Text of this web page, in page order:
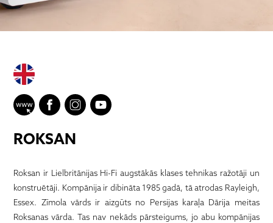
ROKSAN
Roksan ir Lielbritānijas Hi-Fi augstākās klases tehnikas ražotāji un
konstruētāji. Kompānija ir dibināta 1985 gadā, tā atrodas Rayleigh,
Essex. Zīmola vārds ir aizgūts no Persijas karaļa Dārija meitas
Roksanas vārda. Tas nav nekāds pārsteigums, jo abu kompānijas